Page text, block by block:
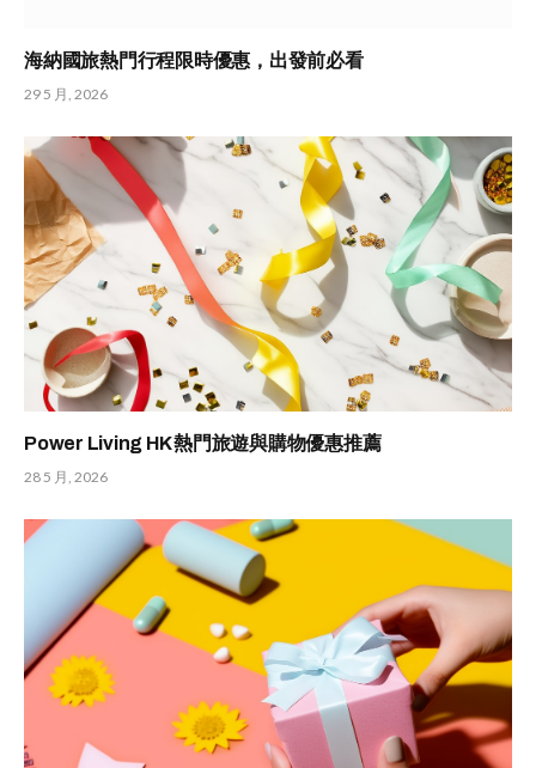
海納國旅熱門行程限時優惠，出發前必看
29 5 月, 2026
Power Living HK 熱門旅遊與購物優惠推薦
28 5 月, 2026